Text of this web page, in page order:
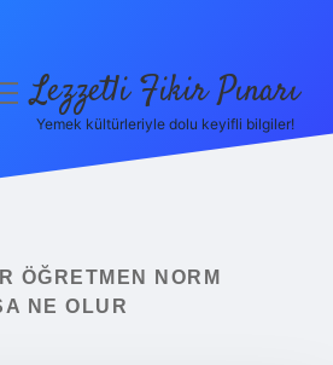
Lezzetli Fikir Pınarı
Yemek kültürleriyle dolu keyifli bilgiler!
ÖĞRETMEN NORM
NE OLUR